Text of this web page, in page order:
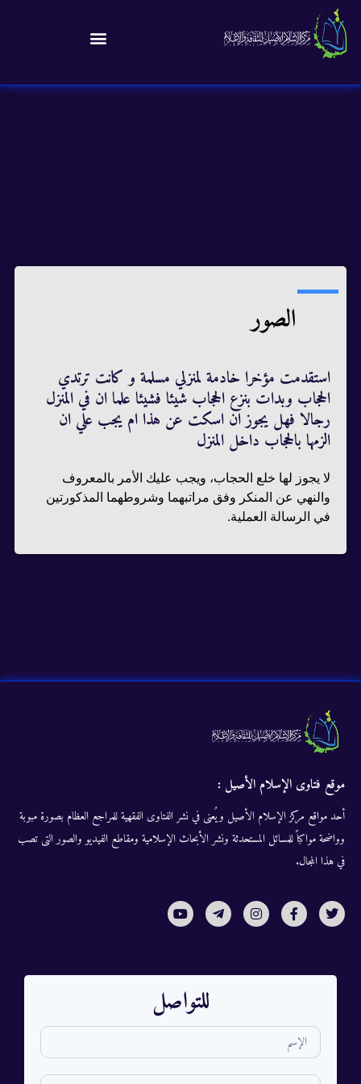
الصور
استقدمت مؤخرا خادمة لمنزلي مسلمة و كانت ترتدي
الحجاب وبدات بنزع الحجاب شيئا فشيئا علما ان في المنزل
رجالا فهل يجوز ان اسكت عن هذا ام يجب علي ان
الزمها بالحجاب داخل المنزل
لا يجوز لها خلع الحجاب، ويجب عليك الأمر بالمعروف
والنهي عن المنكر وفق مراتبهما وشروطهما المذكورتين
في الرسالة العملية.
موقع فتاوى الإسلام الأصيل :
أحد مواقع مركز الإسلام الأصيل ويُعنى في نشر الفتاوى الفقهية للمراجع العظام بصورة مبوبة
وواضحة مواكباً للمسائل المستحدثة ونشر الأبحاث الإسلامية ومقاطع الفيديو والصور التى تصب
في هذا المجال.
للتواصل